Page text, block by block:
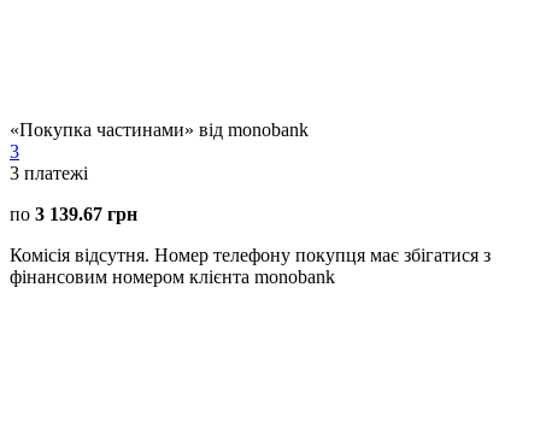
«Покупка частинами» від monobank
3
3 платежі
по 3 139.67 грн
Комісія відсутня. Номер телефону покупця має збігатися з
фінансовим номером клієнта monobank